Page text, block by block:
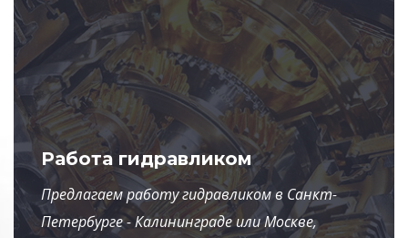
Работа гидравликом
Предлагаем работу гидравликом в Санкт-
Петербурге - Калининграде или Москве,